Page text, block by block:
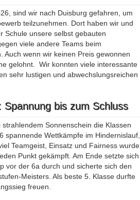
sind wir nach Duisburg gefahren, um
teilzunehmen. Dort haben wir und
Schule unsere selbst gebauten
viele andere Teams beim
Auch wenn wir keinen Preis gewonnen
gelohnt. Wir konnten viele interessante
sehr lustigen und abwechslungsreichen
Spannung bis zum Schluss
Sonnenschein die Klassen
spannende Wettkämpfe im Hindernislauf,
Teamgeist, Einsatz und Fairness wurde
Punkt gekämpft. Am Ende setzte sich
vor der 6a durch und sicherte sich den
Meisters. Als beste 5. Klasse durfte
freuen.